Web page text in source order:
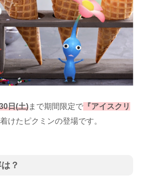
日(土)まで期間限定で 『アイスクリ
けたピクミンの登場です。
？